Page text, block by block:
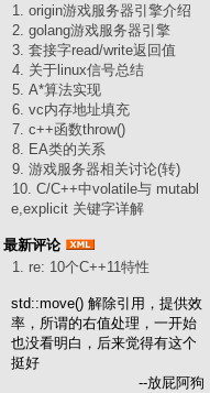
1. origin游戏服务器引擎介绍
2. golang游戏服务器引擎
3. 套接字read/write返回值
4. 关于linux信号总结
5. A*算法实现
6. vc内存地址填充
7. c++函数throw()
8. EA类的关系
9. 游戏服务器相关讨论(转)
10. C/C++中volatile与 mutabl
e,explicit 关键字详解
最新评论
1. re: 10个C++11特性
std::move() 解除引用，提供效
率，所谓的右值处理，一开始
也没看明白，后来觉得有这个
挺好
--放屁阿狗